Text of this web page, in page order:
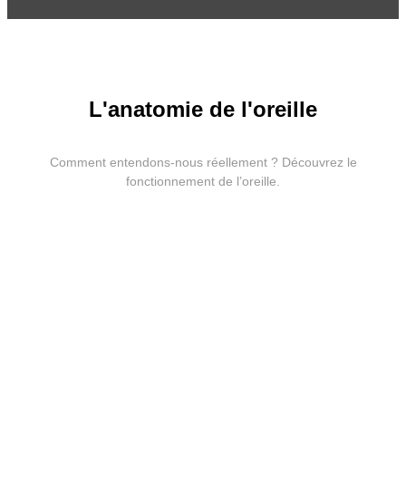
L'anatomie de l'oreille
Comment entendons-nous réellement ? Découvrez le
fonctionnement de l’oreille.